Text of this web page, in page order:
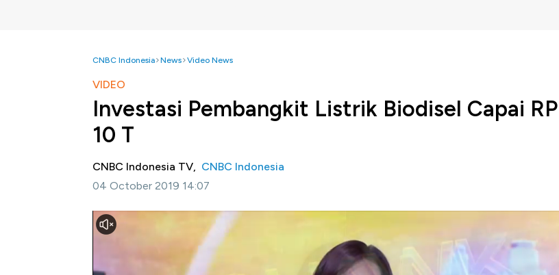
CNBC Indonesia News Video News
VIDEO
Investasi Pembangkit Listrik Biodisel Capai RP
10 T
CNBC Indonesia TV, CNBC Indonesia
04 October 2019 14:07
Jakarta, CNBC Indonesia-
Pemanfaatan Biodiesel untuk pasokan bahan bakar di pembangkit
maupun industri yang ada di tanah air, membutuhkan investasi Rp 5 triliun hingga Rp 10 triliun.
Investasi besar ini untuk menyediakan pasokan Biodiesel bagi ketersediaan Pembangkit Listrik
Tenaga Diesel (PLTD) 4.969 unit.